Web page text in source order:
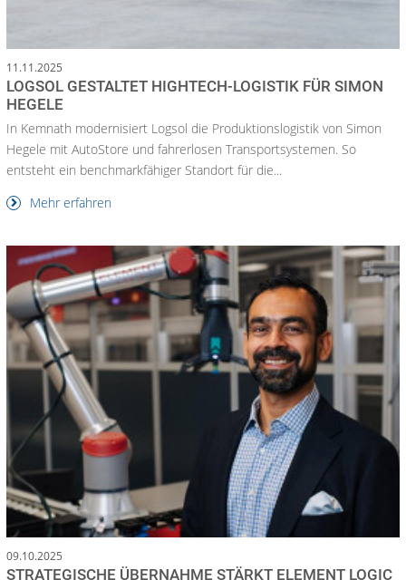
11.11.2025
LOGSOL GESTALTET HIGHTECH-LOGISTIK FÜR SIMON
HEGELE
In Kemnath modernisiert Logsol die Produktionslogistik von Simon
Hegele mit AutoStore und fahrerlosen Transportsystemen. So
entsteht ein benchmarkfähiger Standort für die...
Mehr erfahren
09.10.2025
STRATEGISCHE ÜBERNAHME STÄRKT ELEMENT LOGIC